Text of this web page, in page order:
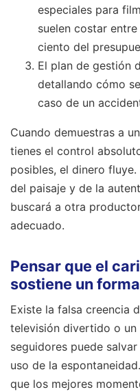
especiales para
suelen costar
ciento del
El plan de gestión
detallando cómo
caso de un
Cuando demuestras a
tienes el control
posibles, el dinero
del paisaje y de la
buscará a otra
adecuado.
Pensar que el
sostiene un
Existe la falsa creencia
televisión divertido o un
seguidores puede
uso de la
que los mejores